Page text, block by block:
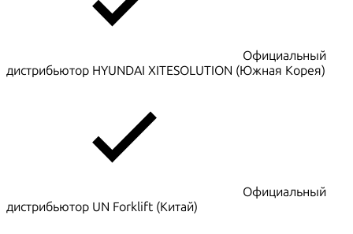
Официальный
дистрибьютор HYUNDAI XITESOLUTION (Южная Корея)
Официальный
дистрибьютор UN Forklift (Китай)